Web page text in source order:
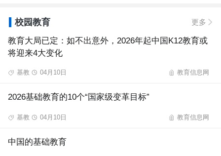
校园教育 更多
教育大局已定：如不出意外，2026年起中国K12教育或
将迎来4大变化
基教 04月10日 教育信息网
2026基础教育的10个“国家级变革目标”
基教 04月10日 教育信息网
中国的基础教育